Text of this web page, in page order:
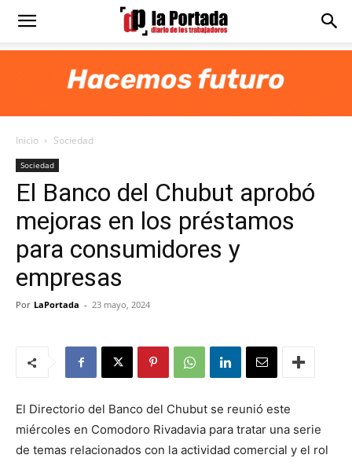
Diario
Portada
Inicio Sociedad
Sociedad
El Banco del Chubut aprobó
mejoras en los préstamos
para consumidores y
empresas
Por LaPortada - 23 mayo, 2024
El Directorio del Banco del Chubut se reunió este
miércoles en Comodoro Rivadavia para tratar una serie
de temas relacionados con la actividad comercial y el rol